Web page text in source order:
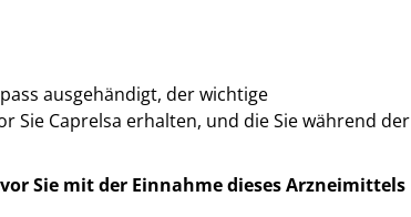
ausgehändigt, der wichtige
Sie Caprelsa erhalten, und die Sie während der
Sie mit der Einnahme dieses Arzneimittels